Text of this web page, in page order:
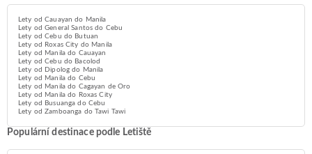
Lety od Cauayan do Manila
Lety od General Santos do Cebu
Lety od Cebu do Butuan
Lety od Roxas City do Manila
Lety od Manila do Cauayan
Lety od Cebu do Bacolod
Lety od Dipolog do Manila
Lety od Manila do Cebu
Lety od Manila do Cagayan de Oro
Lety od Manila do Roxas City
Lety od Busuanga do Cebu
Lety od Zamboanga do Tawi Tawi
Populární destinace podle Letiště